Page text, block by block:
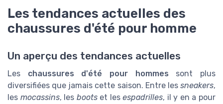
Les tendances actuelles des
chaussures d'été pour homme
Un aperçu des tendances actuelles
Les chaussures d'été pour hommes sont plus
diversifiées que jamais cette saison. Entre les sneakers,
les mocassins, les bootset lesespadrilles, il y en a pour